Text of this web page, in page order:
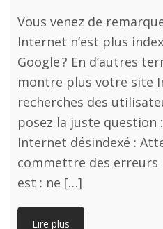
Vous venez de
Internet n’est plus
Google ? En d’autres
montre plus votre site
recherches des
posez la juste question
Internet désindexé :
commettre des erreurs
est : ne […]
Lire plus